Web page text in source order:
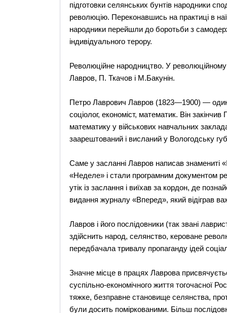
підготовки селянських бунтів народники
революцію. Переконавшись на практиці в
народники перейшли до боротьби з
індивідуального терору.
Революційне народництво. У революційному
Лавров, П. Ткачов і М.Бакунін.
Петро Лаврович Лавров (1823—1900) — один
соціолог, економіст, математик. Він
математику у військових навчальних
заарештований і висланий у Вологодську
Саме у засланні Лавров написав знамениті
«Неделе» і стали програмним документом
утік із заслання і виїхав за кордон, де
видання журналу «Вперед», який відіграв
Лавров і його послідовники (так звані
здійснить народ, селянство, кероване
передбачала тривалу пропаганду ідей
Значне місце в працях Лаврова
суспільно-економічного життя тогочасної
тяжке, безправне становище селянства,
були досить поміркованими. Більш